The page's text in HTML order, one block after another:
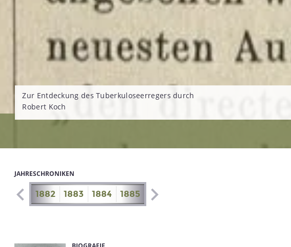
Zur Entdeckung des Tuberkuloseerregers durch
Robert Koch
JAHRESCHRONIKEN
1881 1882 1883 1884 1885 1886